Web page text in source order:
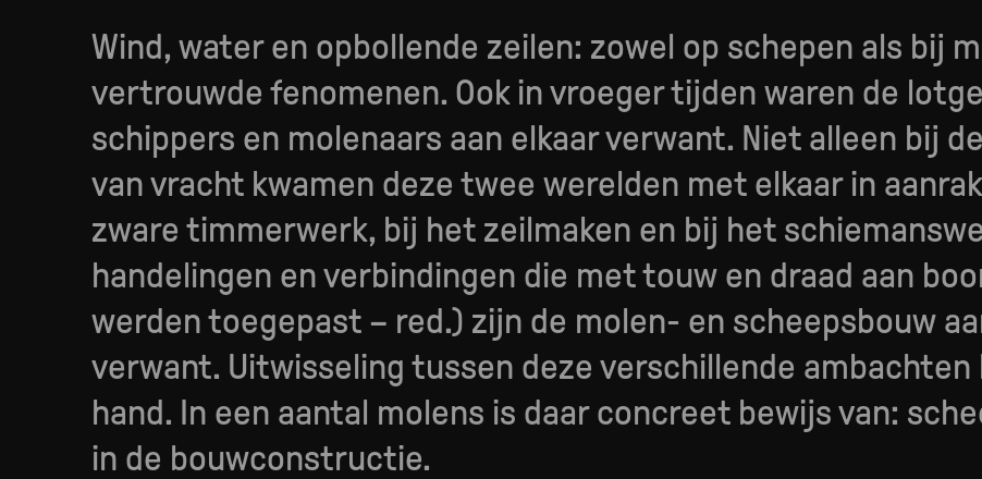
Wind, water en opbollende zeilen: zowel op schepen als bij
vertrouwde fenomenen. Ook in vroeger tijden waren de
schippers en molenaars aan elkaar verwant. Niet alleen bij
van vracht kwamen deze twee werelden met elkaar in
zware timmerwerk, bij het zeilmaken en bij het
handelingen en verbindingen die met touw en draad aan
werden toegepast – red.) zijn de molen- en scheepsbouw
verwant. Uitwisseling tussen deze verschillende ambachten
hand. In een aantal molens is daar concreet bewijs van:
in de bouwconstructie.